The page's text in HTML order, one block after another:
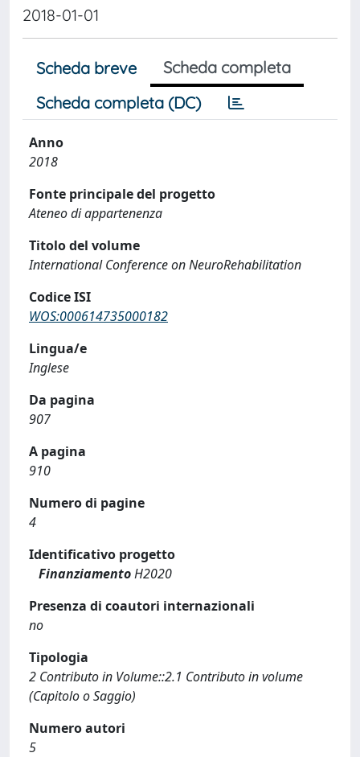
2018-01-01
Scheda breve
Scheda completa
Scheda completa (DC)
Anno
2018
Fonte principale del progetto
Ateneo di appartenenza
Titolo del volume
International Conference on NeuroRehabilitation
Codice ISI
WOS:000614735000182
Lingua/e
Inglese
Da pagina
907
A pagina
910
Numero di pagine
4
Identificativo progetto
FinanziamentoH2020
Presenza di coautori internazionali
no
Tipologia
2 Contributo in Volume::2.1 Contributo in volume
(Capitolo o Saggio)
Numero autori
5